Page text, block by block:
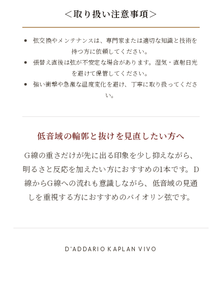
＜取り扱い注意事項＞
弦交換やメンテナンスは、専門家または適切な知識と技術を
持つ方に依頼してください。
張替え直後は弦が不安定な場合があります。湿気・直射日光
を避けて保管してください。
強い衝撃や急激な温度変化を避け、丁寧に取り扱ってくださ
い。
低音域の輪郭と抜けを見直したい方へ
G線の重さだけが先に出る印象を少し抑えながら、
明るさと反応を加えたい方におすすめの1本です。D
線からG線への流れも意識しながら、低音域の見通
しを重視する方におすすめのバイオリン弦です。
D'ADDARIO KAPLAN VIVO
Mittel(標準)
4,790円(税込)